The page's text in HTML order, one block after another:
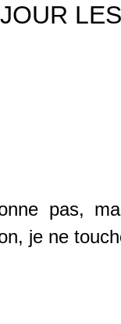
pas,
je ne